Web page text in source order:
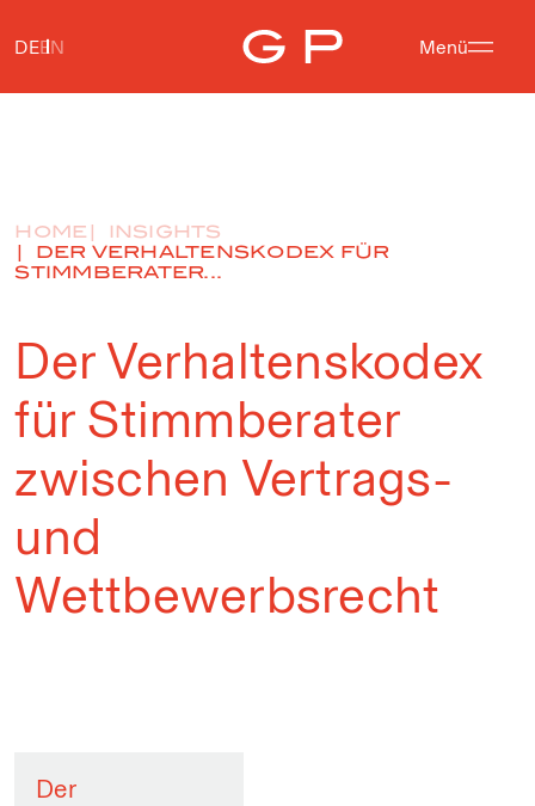
Menü
DEEN
HOME
INSIGHTS
DER VERHALTENSKODEX FÜR
STIMMBERATER...
Der Verhaltenskodex
für Stimmberater
zwischen Vertrags-
und
Wettbewerbsrecht
Der